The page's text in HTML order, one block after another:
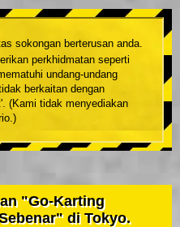
sokongan berterusan anda.
perkhidmatan seperti
undang-undang
berkaitan dengan
(Kami tidak menyediakan
"Go-Karting
di Tokyo.